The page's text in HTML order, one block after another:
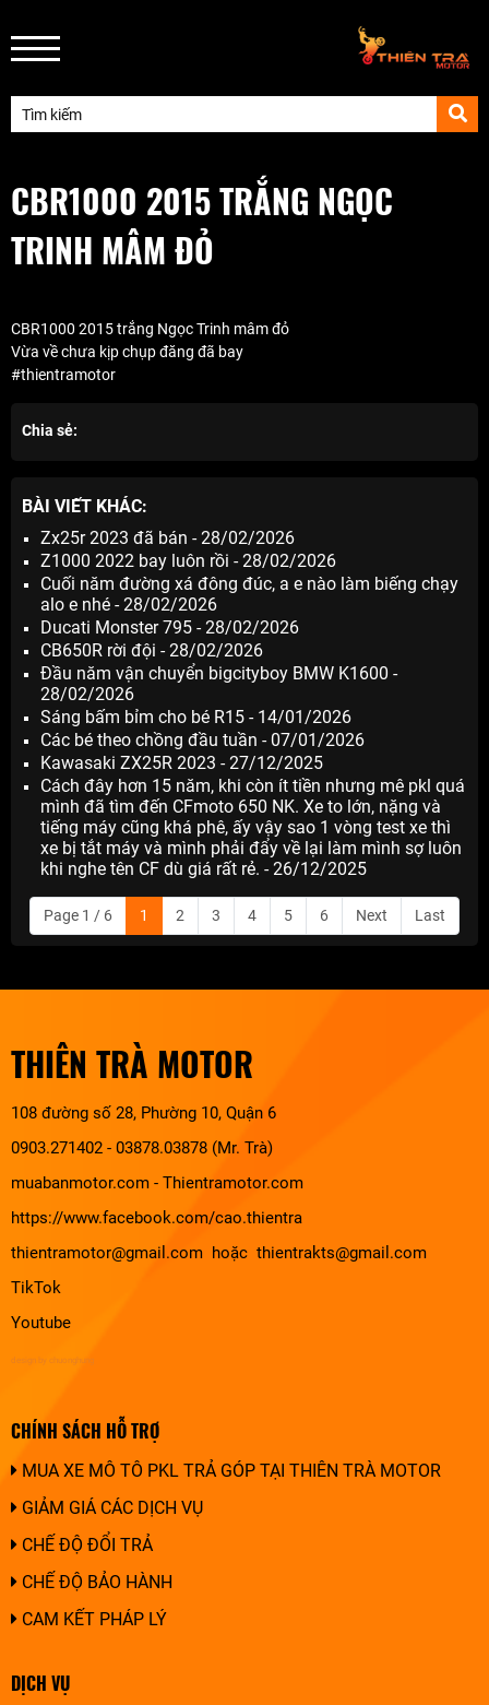
CBR1000 2015 TRẮNG NGỌC
TRINH MÂM ĐỎ
CBR1000 2015 trắng Ngọc Trinh mâm đỏ
Vừa về chưa kịp chụp đăng đã bay
#thientramotor
Chia sẻ:
BÀI VIẾT KHÁC:
Zx25r 2023 đã bán - 28/02/2026
Z1000 2022 bay luôn rồi - 28/02/2026
Cuối năm đường xá đông đúc, a e nào làm biếng chạy
alo e nhé - 28/02/2026
Ducati Monster 795 - 28/02/2026
CB650R rời đội - 28/02/2026
Đầu năm vận chuyển bigcityboy BMW K1600 -
28/02/2026
Sáng bấm bỉm cho bé R15 - 14/01/2026
Các bé theo chồng đầu tuần - 07/01/2026
Kawasaki ZX25R 2023 - 27/12/2025
Cách đây hơn 15 năm, khi còn ít tiền nhưng mê pkl quá
mình đã tìm đến CFmoto 650 NK. Xe to lớn, nặng và
tiếng máy cũng khá phê, ấy vậy sao 1 vòng test xe thì
xe bị tắt máy và mình phải đẩy về lại làm mình sợ luôn
khi nghe tên CF dù giá rất rẻ. - 26/12/2025
Page 1 / 6 1 2 3 4 5 6 Next Last
THIÊN TRÀ MOTOR
108 đường số 28, Phường 10, Quận 6
0903.271402 - 03878.03878 (Mr. Trà)
muabanmotor.com - Thientramotor.com
https://www.facebook.com/cao.thientra
thientramotor@gmail.com hoặc thientrakts@gmail.com
TikTok
Youtube
design by chuonghung
CHÍNH SÁCH HỖ TRỢ
MUA XE MÔ TÔ PKL TRẢ GÓP TẠI THIÊN TRÀ MOTOR
GIẢM GIÁ CÁC DỊCH VỤ
CHẾ ĐỘ ĐỔI TRẢ
CHẾ ĐỘ BẢO HÀNH
CAM KẾT PHÁP LÝ
DỊCH VỤ